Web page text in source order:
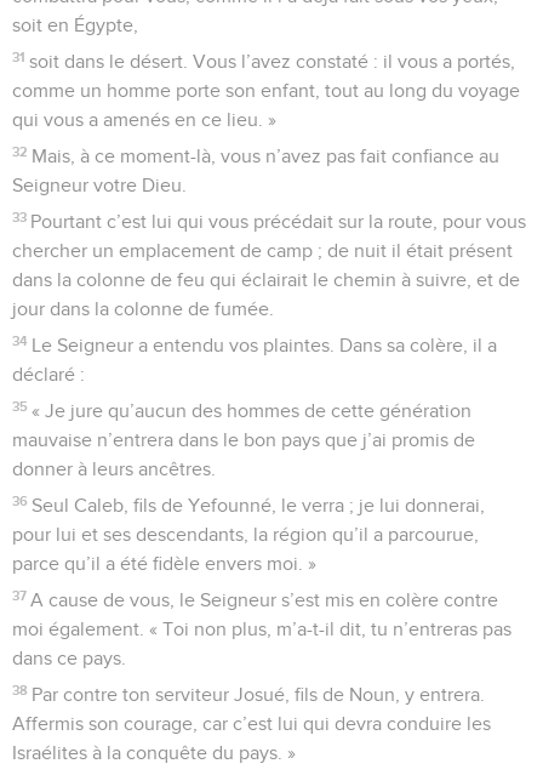
soit en Égypte,
31 soit dans le désert. Vous l’avez constaté : il vous a portés,
comme un homme porte son enfant, tout au long du voyage
qui vous a amenés en ce lieu. »
32 Mais, à ce moment-là, vous n’avez pas fait confiance au
Seigneur votre Dieu.
33 Pourtant c’est lui qui vous précédait sur la route, pour vous
chercher un emplacement de camp ; de nuit il était présent
dans la colonne de feu qui éclairait le chemin à suivre, et de
jour dans la colonne de fumée.
34 Le Seigneur a entendu vos plaintes. Dans sa colère, il a
déclaré :
35 « Je jure qu’aucun des hommes de cette génération
mauvaise n’entrera dans le bon pays que j’ai promis de
donner à leurs ancêtres.
36 Seul Caleb, fils de Yefounné, le verra ; je lui donnerai,
pour lui et ses descendants, la région qu’il a parcourue,
parce qu’il a été fidèle envers moi. »
37 A cause de vous, le Seigneur s’est mis en colère contre
moi également. « Toi non plus, m’a-t-il dit, tu n’entreras pas
dans ce pays.
38 Par contre ton serviteur Josué, fils de Noun, y entrera.
Affermis son courage, car c’est lui qui devra conduire les
Israélites à la conquête du pays. »